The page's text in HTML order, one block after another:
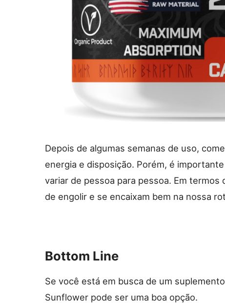
Depois de algumas semanas de uso,
energia e disposição. Porém, é
variar de pessoa para pessoa. Em
de engolir e se encaixam bem na nossa
Bottom Line
Se você está em busca de um
Sunflower pode ser uma boa opção.